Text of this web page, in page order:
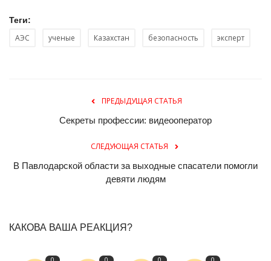
Теги:
АЭС ученые Казахстан безопасность эксперт
ПРЕДЫДУЩАЯ СТАТЬЯ
Секреты профессии: видеооператор
СЛЕДУЮЩАЯ СТАТЬЯ
В Павлодарской области за выходные спасатели помогли
девяти людям
КАКОВА ВАША РЕАКЦИЯ?